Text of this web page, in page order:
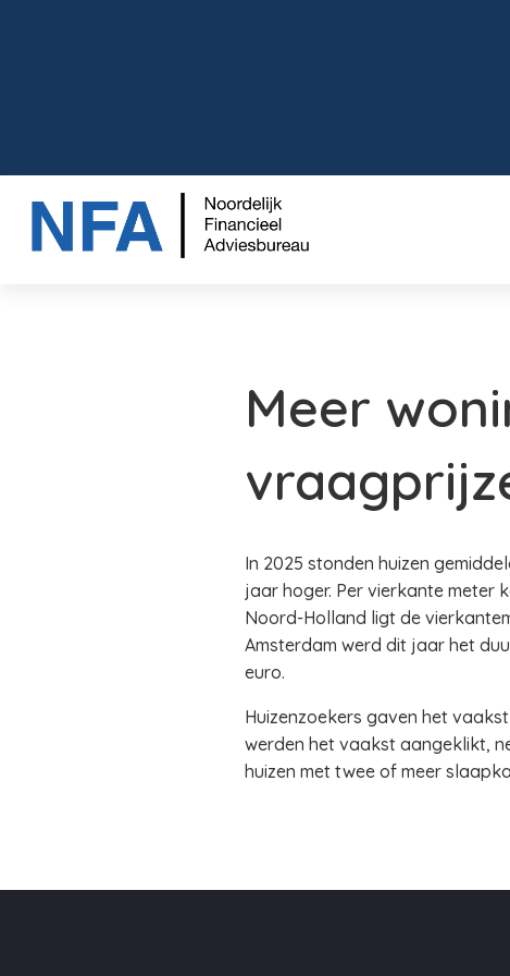
Meer
In 2025 stonden huizen
jaar hoger. Per vierkante meter
Noord-Holland ligt de
Amsterdam werd dit jaar het
euro.
Huizenzoekers gaven het
werden het vaakst aangeklikt,
huizen met twee of meer